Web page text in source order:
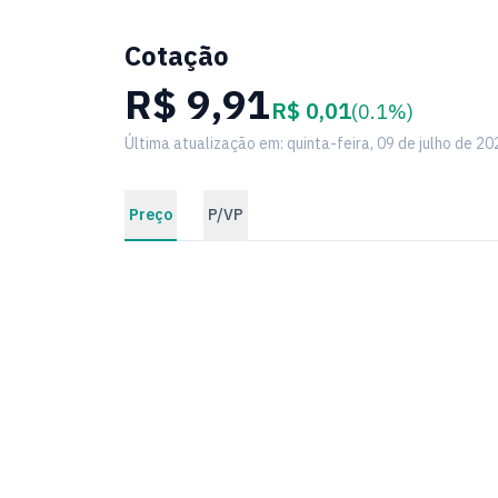
Cotação
R$ 9,91R$ 0,01(0.1%)
Última atualização em: quinta-feira, 09 de julho de
Preço P/VP